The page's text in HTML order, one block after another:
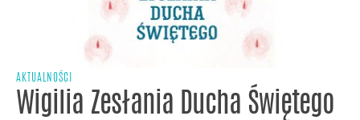
AKTUALNOŚCI
Wigilia Zesłania Ducha Świętego